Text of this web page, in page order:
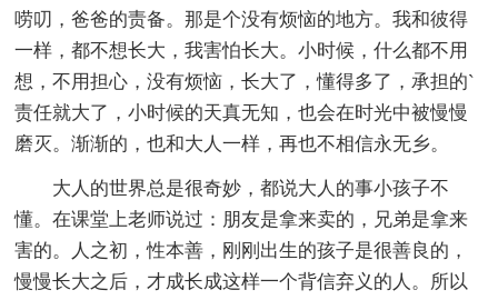
唠叨，爸爸的责备。那是个没有烦恼的地方。我和彼得
一样，都不想长大，我害怕长大。小时候，什么都不用
想，不用担心，没有烦恼，长大了，懂得多了，承担的`
责任就大了，小时候的天真无知，也会在时光中被慢慢
磨灭。渐渐的，也和大人一样，再也不相信永无乡。
大人的世界总是很奇妙，都说大人的事小孩子不
懂。在课堂上老师说过：朋友是拿来卖的，兄弟是拿来
害的。人之初，性本善，刚刚出生的孩子是很善良的，
慢慢长大之后，才成长成这样一个背信弃义的人。所以